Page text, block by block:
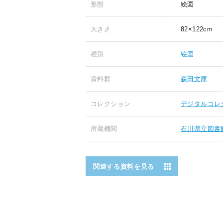
形態 絵図
大きさ 82×122cm
種別 絵図
資料群 森田文庫
コレクション デジタルコレ
所蔵機関 石川県立図書
関連する資料を見る